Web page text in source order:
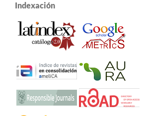
Indexación